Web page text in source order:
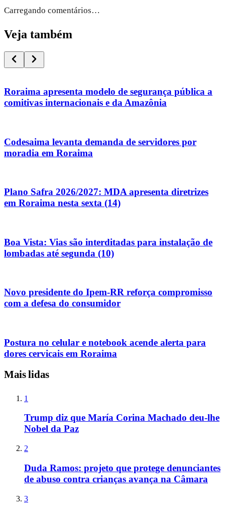
Carregando comentários…
Veja também
Roraima apresenta modelo de segurança pública a
comitivas internacionais e da Amazônia
Codesaima levanta demanda de servidores por
moradia em Roraima
Plano Safra 2026/2027: MDA apresenta diretrizes
em Roraima nesta sexta (14)
Boa Vista: Vias são interditadas para instalação de
lombadas até segunda (10)
Novo presidente do Ipem-RR reforça compromisso
com a defesa do consumidor
Postura no celular e notebook acende alerta para
dores cervicais em Roraima
Mais lidas
1
Trump diz que María Corina Machado deu-lhe
Nobel da Paz
2
Duda Ramos: projeto que protege denunciantes
de abuso contra crianças avança na Câmara
3